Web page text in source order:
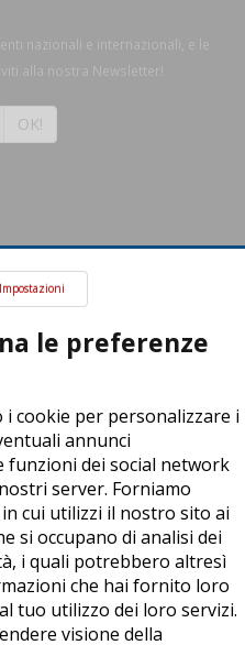
nazionali e internazionali, e le
alla nostra Newsletter!
OK!
Impostazioni
le preferenze
cookie per personalizzare i
annunci
dei social network
server. Forniamo
cui utilizzi il nostro sito ai
si occupano di analisi dei
i quali potrebbero altresì
che hai fornito loro
tuo utilizzo dei loro servizi.
visione della
Castenedolo (BS) - P. Iva:
- Powered byDynDevice
Policy Accessibilità Sitemap